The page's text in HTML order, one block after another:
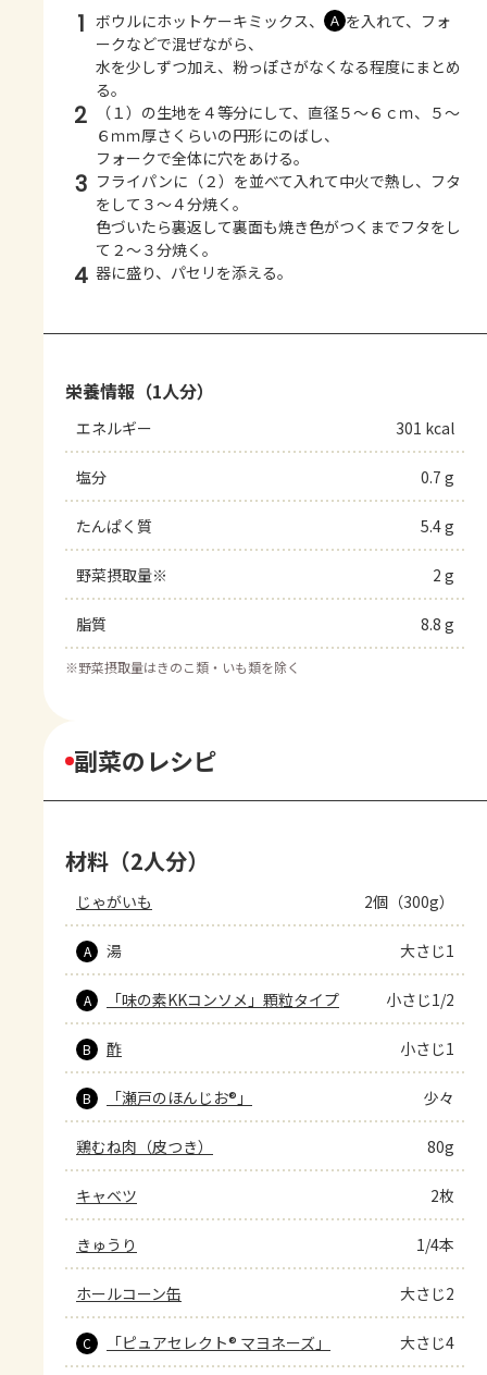
1 ボウルにホットケーキミックス、 Ａ を入れて、フォ
ークなどで混ぜながら、
水を少しずつ加え、粉っぽさがなくなる程度にまとめ
る。
2
（１）の生地を４等分にして、直径５～６ｃｍ、５～
６ｍｍ厚さくらいの円形にのばし、
フォークで全体に穴をあける。
3 フライパンに（２）を並べて入れて中火で熱し、フタ
をして３～４分焼く。
色づいたら裏返して裏面も焼き色がつくまでフタをし
て２～３分焼く。
4 器に盛り、パセリを添える。
栄養情報（1人分）
エネルギー 301 kcal
塩分 0.7 g
たんぱく質 5.4 g
野菜摂取量※ 2 g
脂質 8.8 g
※野菜摂取量はきのこ類・いも類を除く
副菜のレシピ
材料（2人分）
じゃがいも 2個（300g）
A 湯 大さじ1
A 「味の素KKコンソメ」顆粒タイプ 小さじ1/2
B 酢 小さじ1
B 「瀬戸のほんじお®」 少々
鶏むね肉（皮つき） 80g
キャベツ 2枚
きゅうり 1/4本
ホールコーン缶 大さじ2
C 「ピュアセレクト® マヨネーズ」 大さじ4